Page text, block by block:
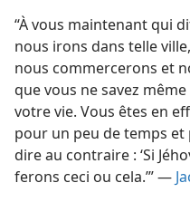
“À vous maintenant qui
nous irons dans telle
nous commercerons et
que vous ne savez
votre vie. Vous êtes en
pour un peu de temps et
dire au contraire : ‘Si
ferons ceci ou cela.’” —